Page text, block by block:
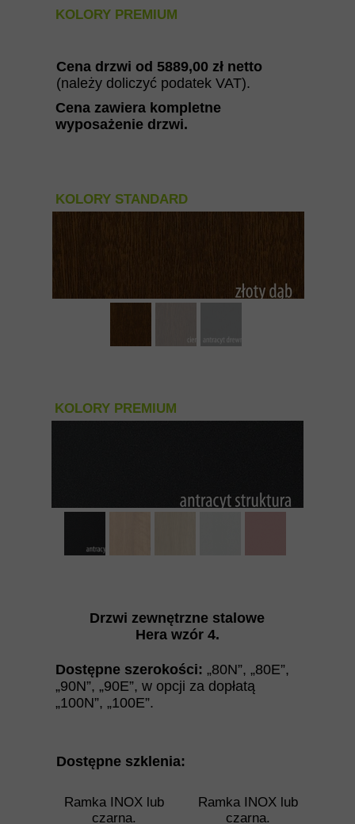
KOLORY PREMIUM
Ramka INOX lub
czarna.
Ramka INOX lub
czarna.
Dostępne szklenia:
Cena zawiera kompletne
wyposażenie drzwi.
Cena drzwi od 5889,00 zł netto
(należy doliczyć podatek VAT).
KOLORY PREMIUM
KOLORY STANDARD
Drzwi zewnętrzne stalowe
Hera wzór 4.
Dostępne szerokości: „80N”, „80E”,
„90N”, „90E”, w opcji za dopłatą
„100N”, „100E”.